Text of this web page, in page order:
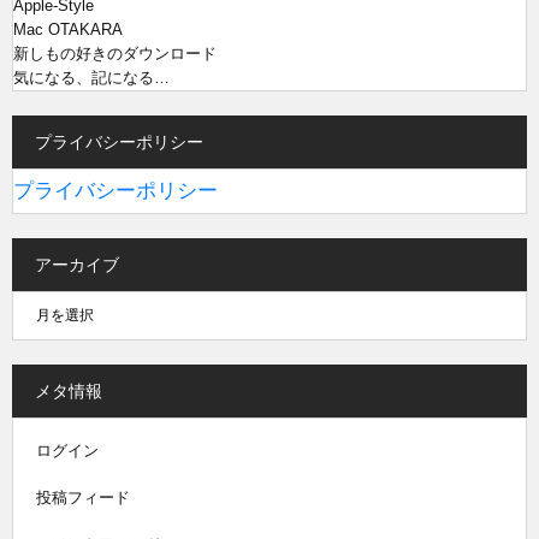
Apple-Style
Mac OTAKARA
新しもの好きのダウンロード
気になる、記になる…
プライバシーポリシー
プライバシーポリシー
アーカイブ
メタ情報
ログイン
投稿フィード